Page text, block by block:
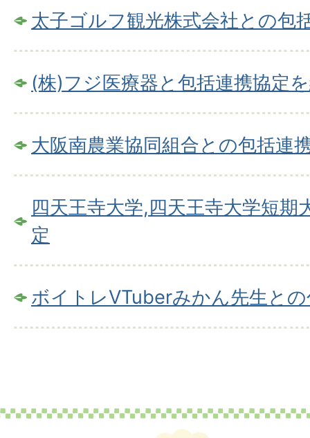
太子ゴルフ観光株式会社との包
(株)フジ医療器と包括連携協定
大阪南農業協同組合との包括連
四天王寺大学,四天王寺大学短期
定
ボイトレVTuberみかん先生と